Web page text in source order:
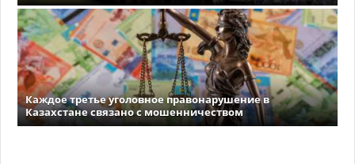
Каждое третье уголовное правонарушение в
Казахстане связано с мошенничеством